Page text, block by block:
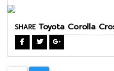
SHARE